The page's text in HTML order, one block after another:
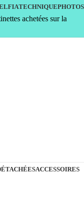
TECHNIQUEPHOTOS
achetées sur la
ACCESSOIRES